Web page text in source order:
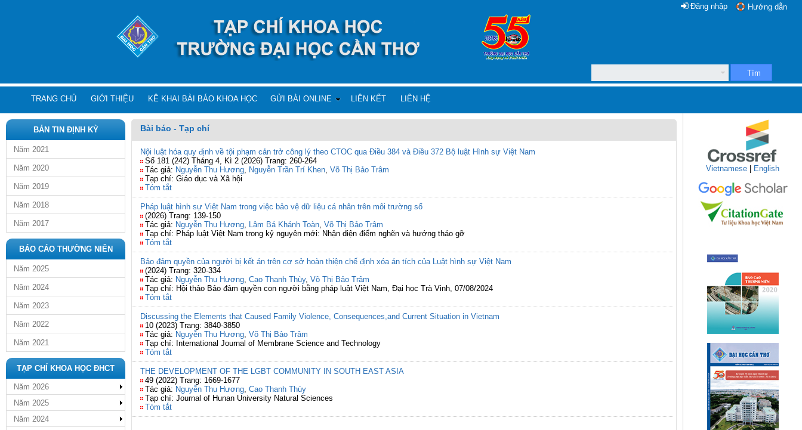
Hướng dẫn
Đăng nhập
Tìm
TRANG CHỦ GIỚI THIỆU KÊ KHAI BÀI BÁO KHOA HỌC GỬI BÀI ONLINE LIÊN KẾT LIÊN HỆ
BẢN TIN ĐỊNH KỲ
Năm 2021
Năm 2020
Năm 2019
Năm 2018
Năm 2017
BÁO CÁO THƯỜNG NIÊN
Năm 2025
Năm 2024
Năm 2023
Năm 2022
Năm 2021
TẠP CHÍ KHOA HỌC ĐHCT
Năm 2026
Năm 2025
Năm 2024
Bài báo - Tạp chí
Nội luật hóa quy định về tội phạm cản trở công lý theo CTOC qua Điều 384 và Điều 372 Bộ luật Hình sự Việt Nam
Số 181 (242) Tháng 4, Kì 2 (2026) Trang: 260-264
Tác giả: Nguyễn Thu Hương, Nguyễn Trần Trí Khen, Võ Thị Bảo Trâm
Tạp chí: Giáo dục và Xã hội
Tóm tắt
Pháp luật hình sự Việt Nam trong việc bảo vệ dữ liệu cá nhân trên môi trường số
(2026) Trang: 139-150
Tác giả: Nguyễn Thu Hương, Lâm Bá Khánh Toàn, Võ Thị Bảo Trâm
Tạp chí: Pháp luật Việt Nam trong kỷ nguyên mới: Nhận diện điểm nghẽn và hướng tháo gỡ
Tóm tắt
Bảo đảm quyền của người bị kết án trên cơ sở hoàn thiện chế định xóa án tích của Luật hình sự Việt Nam
(2024) Trang: 320-334
Tác giả: Nguyễn Thu Hương, Cao Thanh Thùy, Võ Thị Bảo Trâm
Tạp chí: Hội thảo Bảo đảm quyền con người bằng pháp luật Việt Nam, Đại học Trà Vinh, 07/08/2024
Tóm tắt
Discussing the Elements that Caused Family Violence, Consequences,and Current Situation in Vietnam
10 (2023) Trang: 3840-3850
Tác giả: Nguyễn Thu Hương, Võ Thị Bảo Trâm
Tạp chí: International Journal of Membrane Science and Technology
Tóm tắt
THE DEVELOPMENT OF THE LGBT COMMUNITY IN SOUTH EAST ASIA
49 (2022) Trang: 1669-1677
Tác giả: Nguyễn Thu Hương, Cao Thanh Thùy
Tạp chí: Journal of Hunan University Natural Sciences
Tóm tắt
Vietnamese English